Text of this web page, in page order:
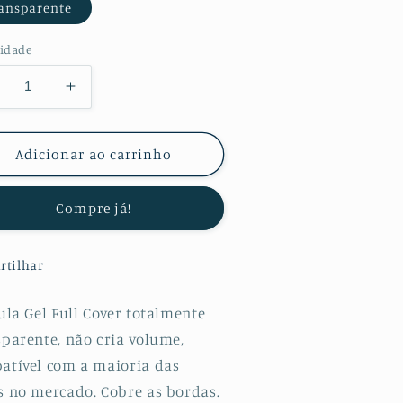
Aumentar
a
quantidade
de
Película
de
Hydrogel
Axon
30
Pro
5G
Adicionar ao carrinho
Compre já!
Gel Full Cover totalmente
não cria volume,
com a maioria das
no mercado. Cobre as bordas.